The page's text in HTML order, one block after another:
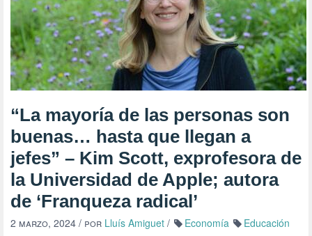
“La mayoría de las personas son
buenas… hasta que llegan a
jefes” – Kim Scott, exprofesora de
la Universidad de Apple; autora
de ‘Franqueza radical’
2 marzo, 2024 / por Lluís Amiguet / Economía Educación